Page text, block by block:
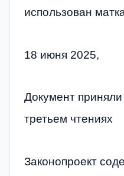
использован
18 июня 2025,
Документ
третьем чтениях
Законопроект